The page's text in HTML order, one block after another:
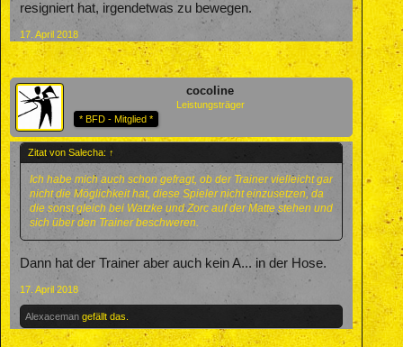
resigniert hat, irgendetwas zu bewegen.
17. April 2018
cocoline
Leistungsträger
* BFD - Mitglied *
Zitat von Salecha: ↑
Ich habe mich auch schon gefragt, ob der Trainer vielleicht gar
nicht die Möglichkeit hat, diese Spieler nicht einzusetzen, da
die sonst gleich bei Watzke und Zorc auf der Matte stehen und
sich über den Trainer beschweren.
Dann hat der Trainer aber auch kein A... in der Hose.
17. April 2018
Alexaceman gefällt das.